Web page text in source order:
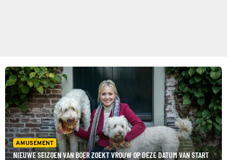
AMUSEMENT
NIEUWE SEIZOEN VAN BOER ZOEKT VROUW OP DEZE DATUM VAN START